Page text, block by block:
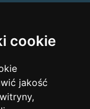
cookie
jakość